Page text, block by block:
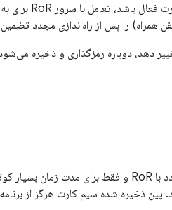
دهد، دوباره رمزگذاری و ذخیره